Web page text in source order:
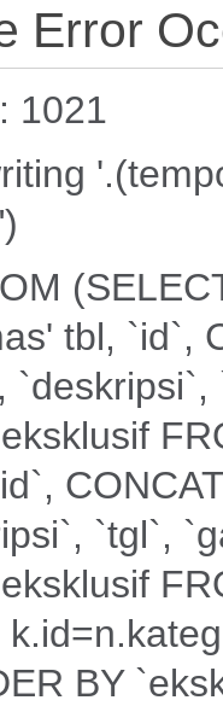
Error
1021
tbl, `id`,
`tgl`,
BY